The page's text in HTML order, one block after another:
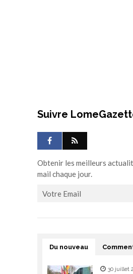
Suivre
Obtenir les meilleurs
mail chaque jour.
Du nouveau
30 juillet